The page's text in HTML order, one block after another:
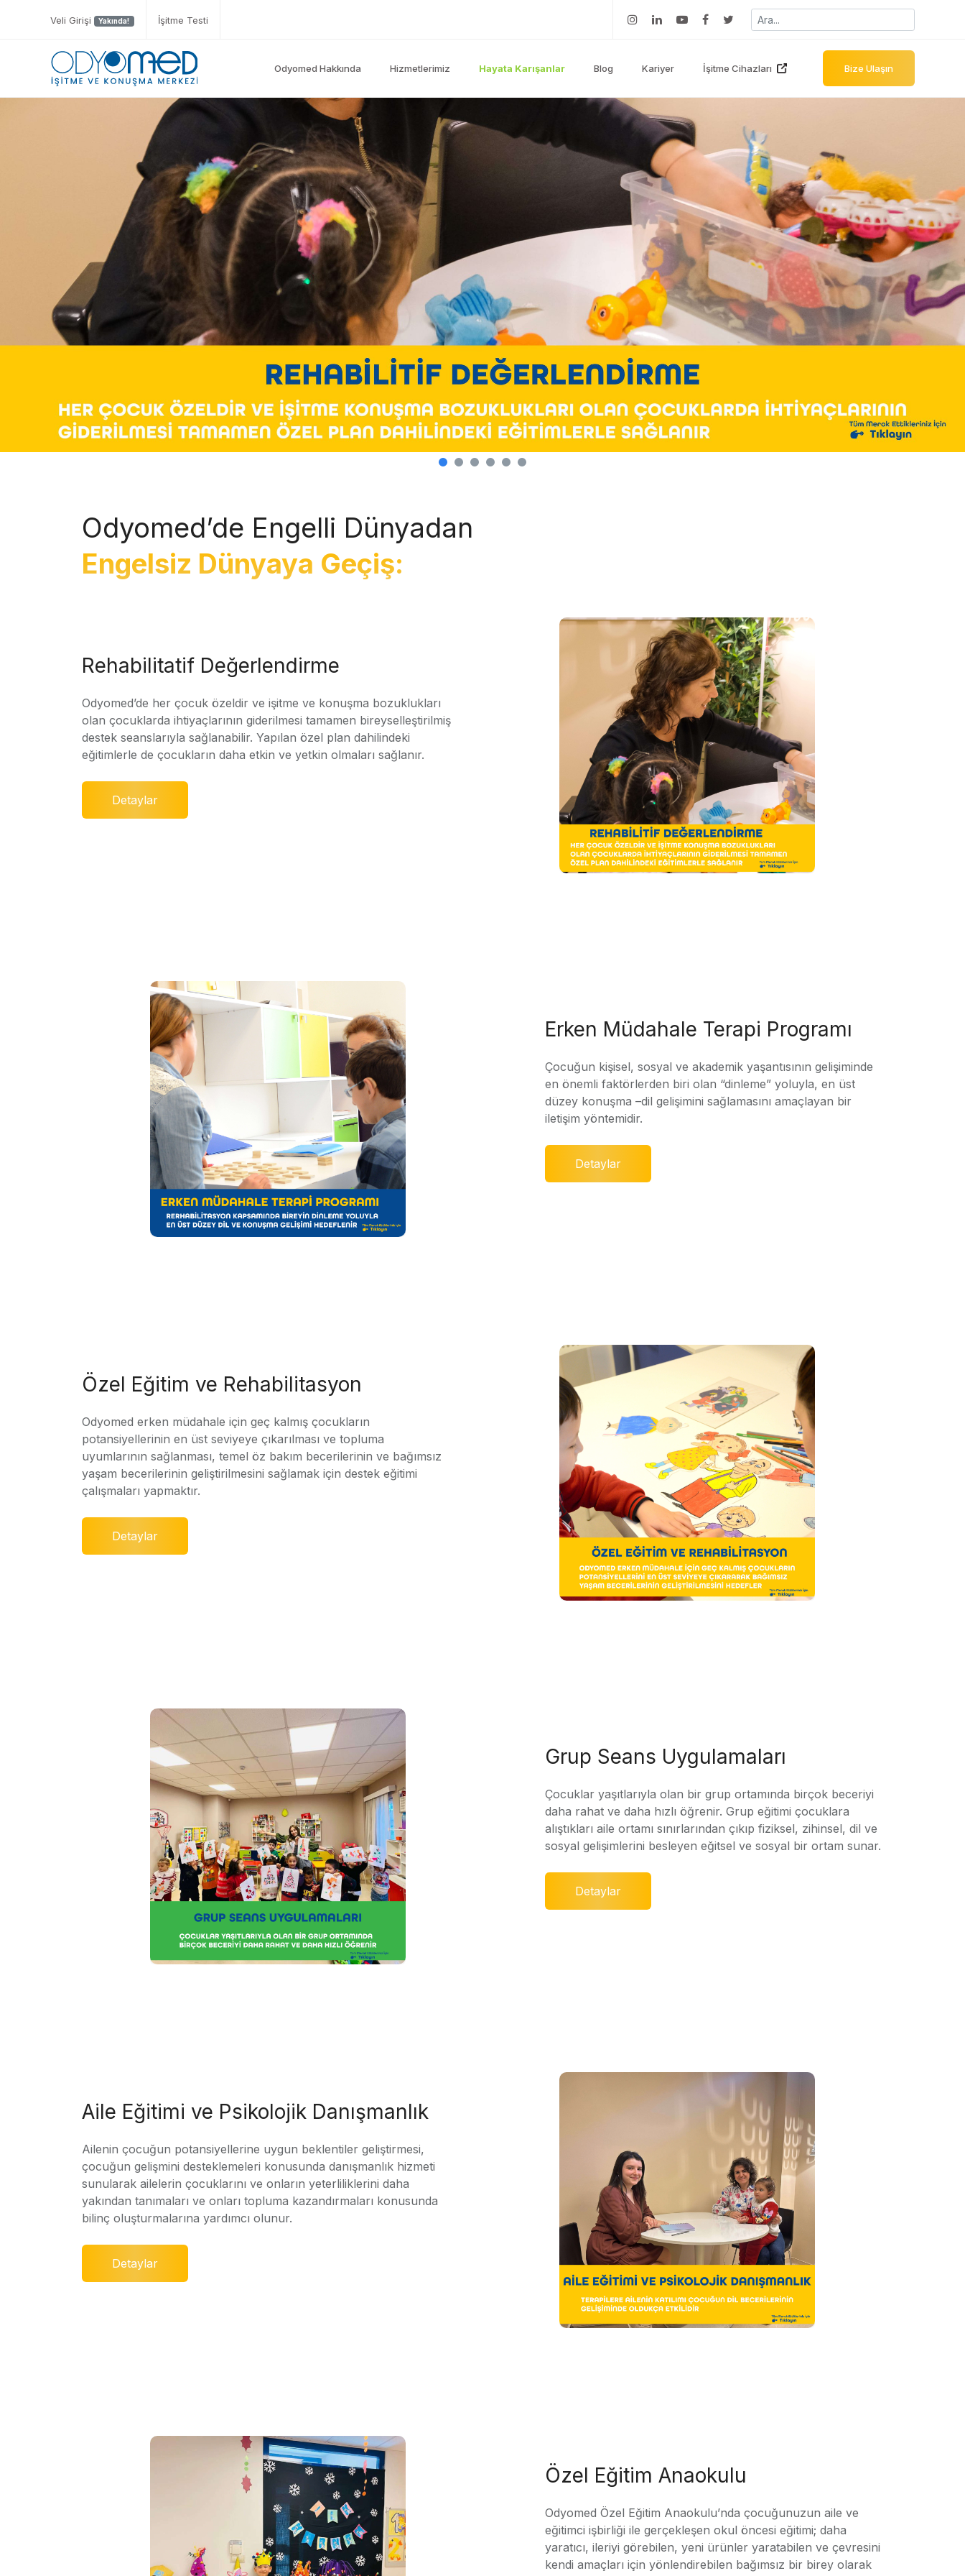
Veli Girişi Yakında! İşitme Testi
Odyomed Hakkında Hizmetlerimiz Hayata Karışanlar Blog Kariyer İşitme Cihazları Bize Ulaşın
Odyomed’de Engelli Dünyadan
Engelsiz Dünyaya Geçiş:
Rehabilitatif Değerlendirme
Odyomed’de her çocuk özeldir ve işitme ve konuşma bozuklukları
olan çocuklarda ihtiyaçlarının giderilmesi tamamen bireyselleştirilmiş
destek seanslarıyla sağlanabilir. Yapılan özel plan dahilindeki
eğitimlerle de çocukların daha etkin ve yetkin olmaları sağlanır.
Detaylar
Erken Müdahale Terapi Programı
Çocuğun kişisel, sosyal ve akademik yaşantısının gelişiminde
en önemli faktörlerden biri olan “dinleme” yoluyla, en üst
düzey konuşma –dil gelişimini sağlamasını amaçlayan bir
iletişim yöntemidir.
Detaylar
Özel Eğitim ve Rehabilitasyon
Odyomed erken müdahale için geç kalmış çocukların
potansiyellerinin en üst seviyeye çıkarılması ve topluma
uyumlarının sağlanması, temel öz bakım becerilerinin ve bağımsız
yaşam becerilerinin geliştirilmesini sağlamak için destek eğitimi
çalışmaları yapmaktır.
Detaylar
Grup Seans Uygulamaları
Çocuklar yaşıtlarıyla olan bir grup ortamında birçok beceriyi
daha rahat ve daha hızlı öğrenir. Grup eğitimi çocuklara
alıştıkları aile ortamı sınırlarından çıkıp fiziksel, zihinsel, dil ve
sosyal gelişimlerini besleyen eğitsel ve sosyal bir ortam sunar.
Detaylar
Aile Eğitimi ve Psikolojik Danışmanlık
Ailenin çocuğun potansiyellerine uygun beklentiler geliştirmesi,
çocuğun gelişmini desteklemeleri konusunda danışmanlık hizmeti
sunularak ailelerin çocuklarını ve onların yeterliliklerini daha
yakından tanımaları ve onları topluma kazandırmaları konusunda
bilinç oluşturmalarına yardımcı olunur.
Detaylar
Özel Eğitim Anaokulu
Odyomed Özel Eğitim Anaokulu’nda çocuğunuzun aile ve
eğitimci işbirliği ile gerçekleşen okul öncesi eğitimi; daha
yaratıcı, ileriyi görebilen, yeni ürünler yaratabilen ve çevresini
kendi amaçları için yönlendirebilen bağımsız bir birey olarak